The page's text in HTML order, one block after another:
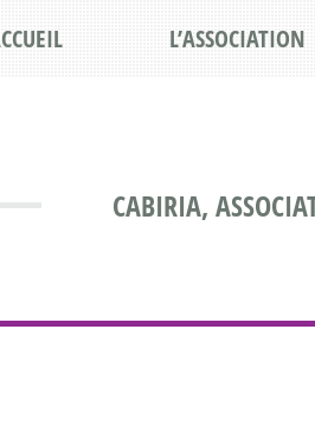
CABIRIA,
L’ASSOCIATION